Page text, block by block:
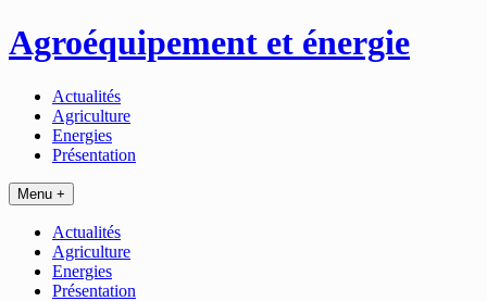
Passer
au
Agroéquipement et énergie
Actualités
Agriculture
Energies
Présentation
Menu +
Actualités
Agriculture
Energies
Présentation